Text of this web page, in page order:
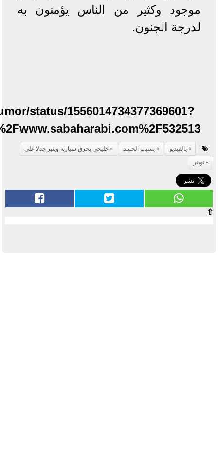
موجود وكثير من الناس يؤمنون به
لدرجة الجنون.
status/1556014734377369601?
بالفيديو بسبب الحسد
خليجي يحرق سيارته ويثير جدلا على
تويتر
⇧